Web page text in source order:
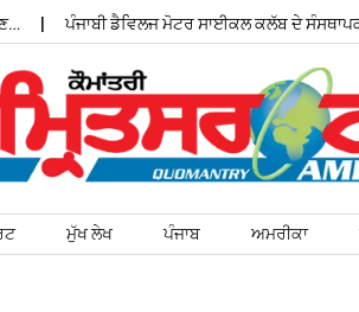
ਪੰਜਾਬੀ ਡੈਵਿਲਜ ਮੋਟਰ ਸਾਈਕਲ ਕਲੱਬ ਦੇ ਸੰਸਥਾਪਕ ਨੂੰ…
ਮੁੱਖ ਲੇਖ ਪੰਜਾਬ ਅਮਰੀਕਾ